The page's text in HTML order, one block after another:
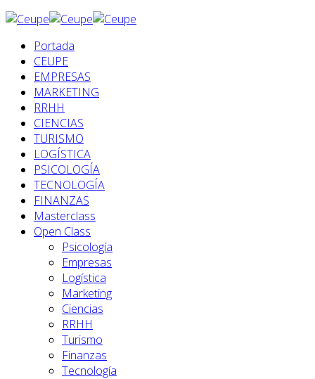
Portada
CEUPE
EMPRESAS
MARKETING
RRHH
CIENCIAS
TURISMO
LOGÍSTICA
PSICOLOGÍA
TECNOLOGÍA
FINANZAS
Masterclass
Open Class
Psicología
Empresas
Logística
Marketing
Ciencias
RRHH
Turismo
Finanzas
Tecnología